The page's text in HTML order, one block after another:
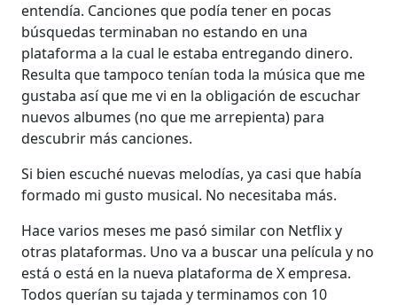
entendía. Canciones que podía tener en pocas
búsquedas terminaban no estando en una
plataforma a la cual le estaba entregando dinero.
Resulta que tampoco tenían toda la música que me
gustaba así que me vi en la obligación de escuchar
nuevos albumes (no que me arrepienta) para
descubrir más canciones.
Si bien escuché nuevas melodías, ya casi que había
formado mi gusto musical. No necesitaba más.
Hace varios meses me pasó similar con Netflix y
otras plataformas. Uno va a buscar una película y no
está o está en la nueva plataforma de X empresa.
Todos querían su tajada y terminamos con 10